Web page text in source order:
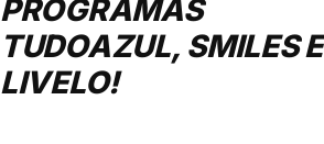
PROGRAMAS
TUDOAZUL, SMILES E
LIVELO!